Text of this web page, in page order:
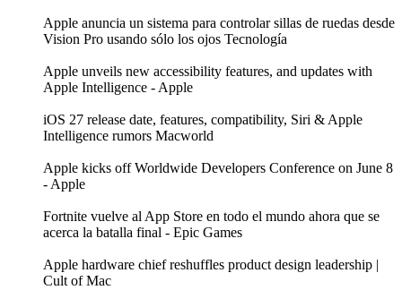
Apple anuncia un sistema para controlar sillas de ruedas desde
Vision Pro usando sólo los ojos Tecnología
Apple unveils new accessibility features, and updates with
Apple Intelligence - Apple
iOS 27 release date, features, compatibility, Siri & Apple
Intelligence rumors Macworld
Apple kicks off Worldwide Developers Conference on June 8
- Apple
Fortnite vuelve al App Store en todo el mundo ahora que se
acerca la batalla final - Epic Games
Apple hardware chief reshuffles product design leadership |
Cult of Mac